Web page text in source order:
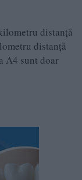
distanță
distanță
A4 sunt doar